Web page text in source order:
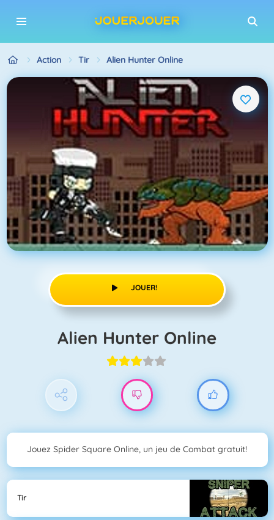
Action Tir Alien Hunter Online
JOUER!
Alien Hunter Online
Jouez Spider Square Online, un jeu de Combat gratuit!
Tir